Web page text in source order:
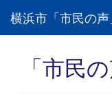
横浜市「市民の
「市民